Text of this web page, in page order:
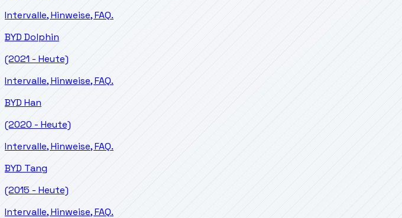
Intervalle, Hinweise, FAQ.
BYD Dolphin
(2021 - Heute)
Intervalle, Hinweise, FAQ.
BYD Han
(2020 - Heute)
Intervalle, Hinweise, FAQ.
BYD Tang
(2015 - Heute)
Intervalle, Hinweise, FAQ.